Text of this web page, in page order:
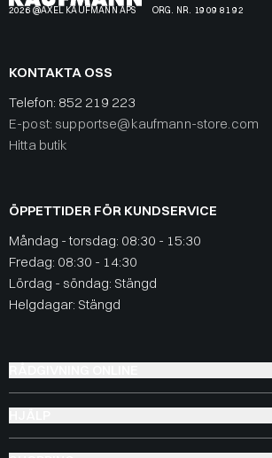
2026 @AXEL KAUFMANN APS ORG. NR. 19 09 81 92
KONTAKTA OSS
Telefon: 852 219 223
E-post: supportse@kaufmann-store.com
Hitta butik
ÖPPETTIDER FÖR KUNDSERVICE
Måndag - torsdag: 08:30 - 15:30
Fredag: 08:30 - 14:30
Lördag - söndag: Stängd
Helgdagar: Stängd